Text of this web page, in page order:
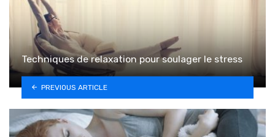
Techniques de relaxation pour soulager le stress
PREVIOUS ARTICLE